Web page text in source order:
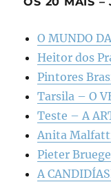
O MUNDO
Heitor dos
Pintores
Tarsila – O
Teste – A
Anita
Pieter
A